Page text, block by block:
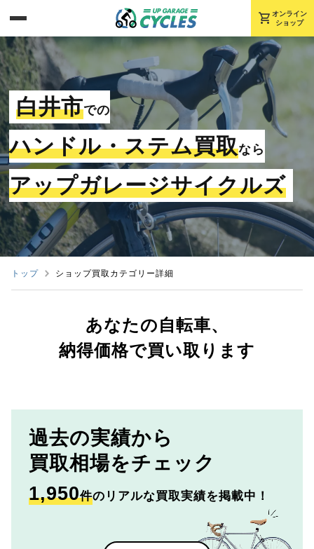
shopping_cart オンライン
ショップ
白井市での
ハンドル・ステム買取なら
アップガレージサイクルズ
トップ ショップ買取カテゴリー詳細
あなたの自転車、
納得価格で買い取ります
過去の実績から
買取相場をチェック
1,950件のリアルな買取実績を掲載中！